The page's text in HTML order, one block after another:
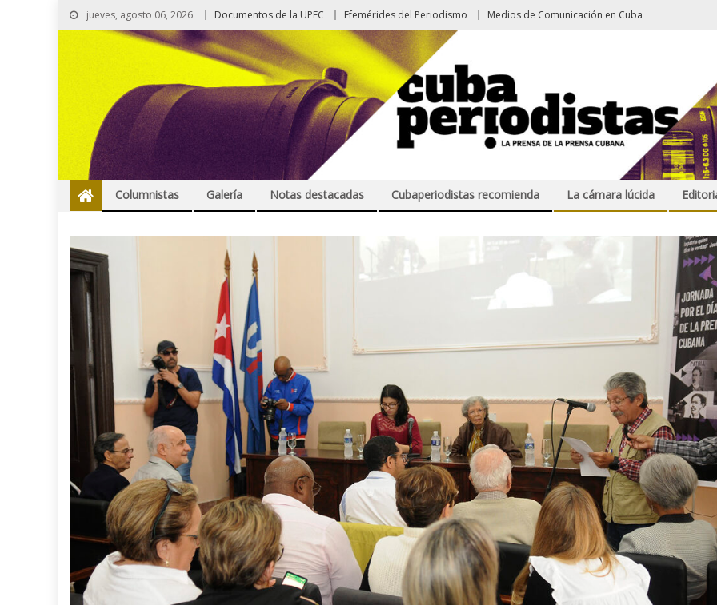
jueves, agosto 06, 2026 Documentos de la UPEC Efemérides del Periodismo Medios de Comunicación en Cuba
Columnistas Galería Notas destacadas Cubaperiodistas recomienda La cámara lúcida